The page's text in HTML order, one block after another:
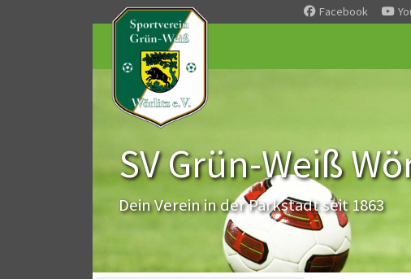
Facebook
SV Grün-Weiß
Dein Verein in der Parkstadt seit 1863